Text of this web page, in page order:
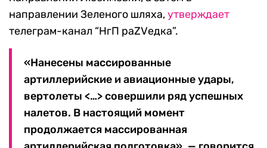
направлении Зеленого шляха,утверждает
телеграм-канал “НгП раZVедка”.
«Нанесены массированные
артиллерийские и авиационные удары,
вертолеты <…> совершили ряд успешных
налетов. В настоящий момент
продолжается массированная